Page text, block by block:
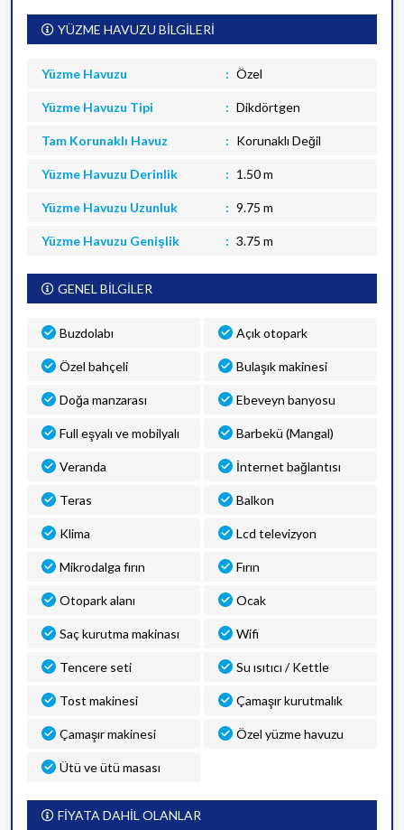
YÜZME HAVUZU BİLGİLERİ
Yüzme Havuzu Özel
Yüzme Havuzu Tipi Dikdörtgen
Tam Korunaklı Havuz Korunaklı Değil
Yüzme Havuzu Derinlik 1.50 m
Yüzme Havuzu Uzunluk 9.75 m
Yüzme Havuzu Genişlik 3.75 m
GENEL BİLGİLER
Buzdolabı Açık otopark
Özel bahçeli Bulaşık makinesi
Doğa manzarası Ebeveyn banyosu
Full eşyalı ve mobilyalı Barbekü (Mangal)
Veranda İnternet bağlantısı
Teras Balkon
Klima Lcd televizyon
Mikrodalga fırın Fırın
Otopark alanı Ocak
Saç kurutma makinası Wifi
Tencere seti Su ısıtıcı / Kettle
Tost makinesi Çamaşır kurutmalık
Çamaşır makinesi Özel yüzme havuzu
Ütü ve ütü masası
FİYATA DAHİL OLANLAR